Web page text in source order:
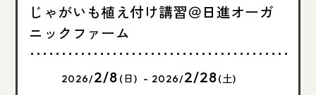
じゃがいも植え付け講習＠日進オーガ
ニックファーム
2026/2/8 (日) - 2026/2/28(土)